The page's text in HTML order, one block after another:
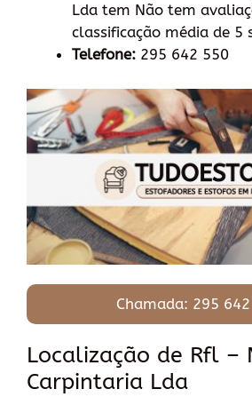
Lda tem Não tem
classificação média de 5
Telefone: 295 642 550
Chamada: 295
Localização de Rfl –
Carpintaria Lda